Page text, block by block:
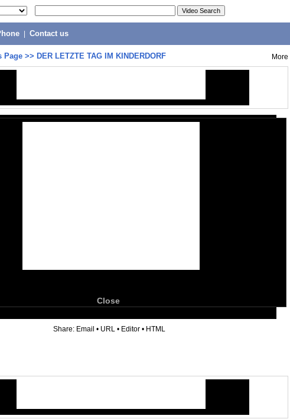
Contact us
Page >> DER LETZTE TAG IM KINDERDORF More
Close
Share: Email • URL • Editor • HTML